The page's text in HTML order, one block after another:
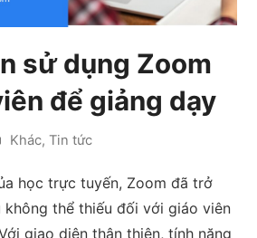
sử dụng Zoom
để giảng dạy
Khác,Tin tức
học trực tuyến, Zoom đã trở
thể thiếu đối với giáo viên
giao diện thân thiện, tính năng